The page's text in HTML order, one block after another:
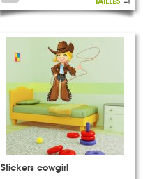
Stickers cowgirl